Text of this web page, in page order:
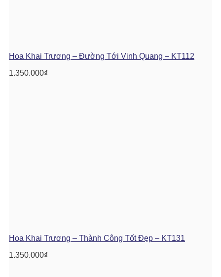
Hoa Khai Trương – Đường Tới Vinh Quang – KT112
1.350.000₫
Hoa Khai Trương – Thành Công Tốt Đẹp – KT131
1.350.000₫